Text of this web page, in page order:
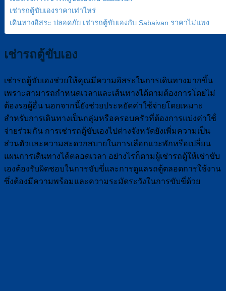
เช่ารถตู้ขับเองราคาเท่าไหร่
เดินทางอิสระ ปลอดภัย เช่ารถตู้ขับเองกับ Sabaivan ราคาไม่แพง
เช่ารถตู้ขับเอง
เช่ารถตู้ขับเองช่วยให้คุณมีความอิสระในการเดินทางมากขึ้น
เพราะสามารถกำหนดเวลาและเส้นทางได้ตามต้องการโดยไม่
ต้องรอผู้อื่น นอกจากนี้ยังช่วยประหยัดค่าใช้จ่ายโดยเหมาะ
สำหรับการเดินทางเป็นกลุ่มหรือครอบครัวที่ต้องการแบ่งค่าใช้่
จ่ายร่วมกัน การเช่ารถตู้ขับเองไปต่างจังหวัดยังเพิ่มความเป็น
ส่วนตัวและความสะดวกสบายในการเลือกแวะพักหรือเปลี่ยน
แผนการเดินทางได้ตลอดเวลา อย่างไรก็ตามผู้เช่ารถตู้ให้เช่าขับ
เองต้องรับผิดชอบในการขับขี่และการดูแลรถตู้ตลอดการใช้งาน
ซึ่งต้องมีความพร้อมและความระมัดระวังในการขับขี่ด้วย